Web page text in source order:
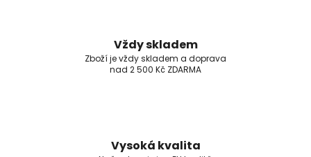
Vždy skladem
Zboží je vždy skladem a doprava
nad 2 500 Kč ZDARMA
Vysoká kvalita